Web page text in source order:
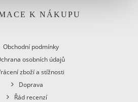
K NÁKUPU
Obchodní podmínky
osobních údajů
zboží a stížnosti
Doprava
Řád recenzí